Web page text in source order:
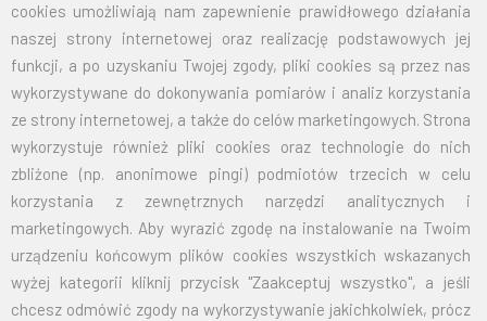
cookies umożliwiają nam zapewnienie prawidłowego działania
naszej strony internetowej oraz realizację podstawowych jej
funkcji, a po uzyskaniu Twojej zgody, pliki cookies są przez nas
wykorzystywane do dokonywania pomiarów i analiz korzystania
ze strony internetowej, a także do celów marketingowych. Strona
wykorzystuje również pliki cookies oraz technologie do nich
zbliżone (np. anonimowe pingi) podmiotów trzecich w celu
korzystania z zewnętrznych narzędzi analitycznych i
marketingowych. Aby wyrazić zgodę na instalowanie na Twoim
urządzeniu końcowym plików cookies wszystkich wskazanych
wyżej kategorii kliknij przycisk "Zaakceptuj wszystko", a jeśli
chcesz odmówić zgody na wykorzystywanie jakichkolwiek, prócz